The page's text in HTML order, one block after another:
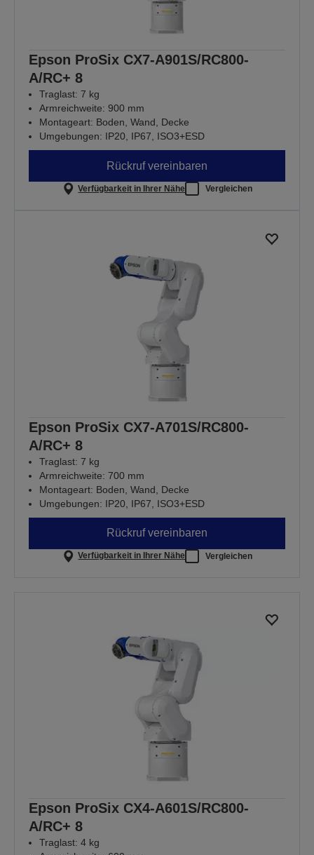
Epson ProSix CX7-A901S/RC800-
A/RC+ 8
Traglast: 7 kg
Armreichweite: 900 mm
Montageart: Boden, Wand, Decke
Umgebungen: IP20, IP67, ISO3+ESD
Rückruf vereinbaren
Verfügbarkeit in Ihrer Nähe Vergleichen
Epson ProSix CX7-A701S/RC800-
A/RC+ 8
Traglast: 7 kg
Armreichweite: 700 mm
Montageart: Boden, Wand, Decke
Umgebungen: IP20, IP67, ISO3+ESD
Rückruf vereinbaren
Verfügbarkeit in Ihrer Nähe Vergleichen
Epson ProSix CX4-A601S/RC800-
A/RC+ 8
Traglast: 4 kg